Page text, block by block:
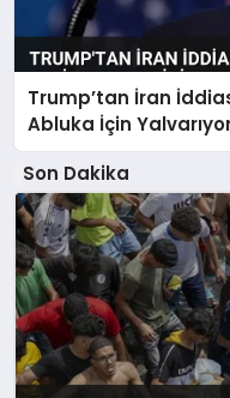
Trump’tan İran
Abluka İçin
Son Dakika